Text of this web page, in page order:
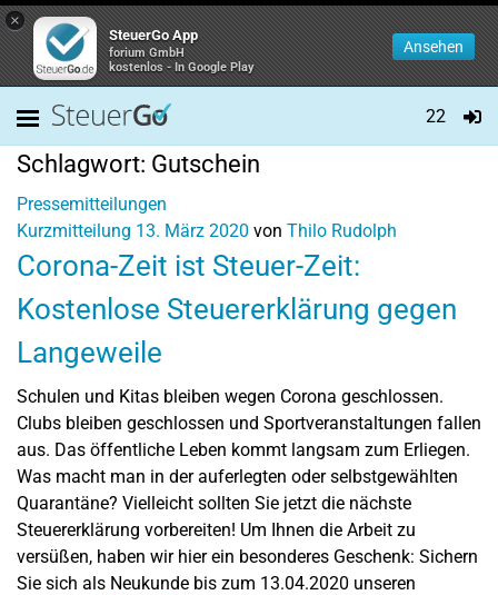
×
SteuerGo App
forium GmbH
kostenlos - In Google Play
Ansehen
22
Schlagwort: Gutschein
Pressemitteilungen
Kurzmitteilung 13. März 2020 von Thilo Rudolph
Corona-Zeit ist Steuer-Zeit:
Kostenlose Steuererklärung gegen
Langeweile
Schulen und Kitas bleiben wegen Corona geschlossen.
Clubs bleiben geschlossen und Sportveranstaltungen fallen
aus. Das öffentliche Leben kommt langsam zum Erliegen.
Was macht man in der auferlegten oder selbstgewählten
Quarantäne? Vielleicht sollten Sie jetzt die nächste
Steuererklärung vorbereiten! Um Ihnen die Arbeit zu
versüßen, haben wir hier ein besonderes Geschenk: Sichern
Sie sich als Neukunde bis zum 13.04.2020 unseren